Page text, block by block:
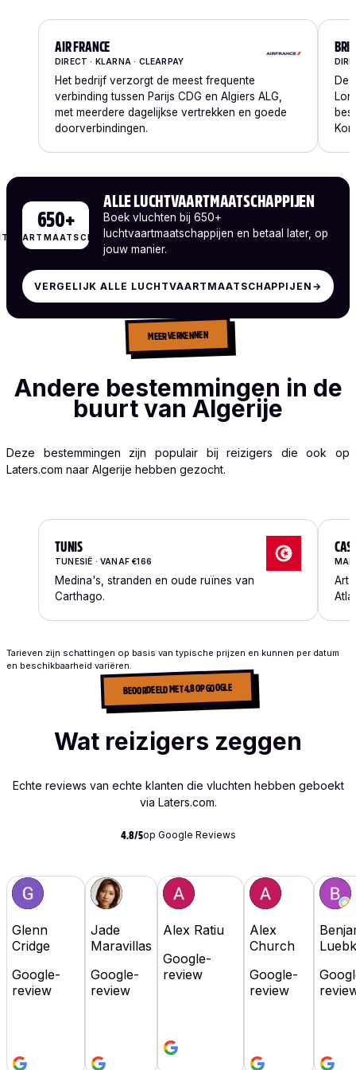
AIR FRANCE
DIRECT · KLARNA · CLEARPAY
Het bedrijf verzorgt de meest frequente
verbinding tussen Parijs CDG en Algiers ALG,
met meerdere dagelijkse vertrekken en goede
doorverbindingen.
650+
ALLE LUCHTVAARTMAATSCHAPPIJEN
Boek vluchten bij 650+
luchtvaartmaatschappijen en betaal later, op
jouw manier.
VERGELIJK ALLE LUCHTVAARTMAATSCHAPPIJEN →
MEER VERKENNEN
Andere bestemmingen in de
buurt van Algerije
Deze bestemmingen zijn populair bij reizigers die ook op
Laters.com naar Algerije hebben gezocht.
TUNIS
TUNESIË · VANAF €166
Medina's, stranden en oude ruïnes van
Carthago.
Art
Tarieven zijn schattingen op basis van typische prijzen en kunnen per datum
en beschikbaarheid variëren.
BEOORDEELD MET 4.8 OP GOOGLE
Wat reizigers zeggen
Echte reviews van echte klanten die vluchten hebben geboekt
via Laters.com.
4.8/5op Google Reviews
Glenn
Cridge
Google-
review
Jade
Maravillas
Google-
review
Alex Ratiu
Google-
review
Alex
Church
Google-
review